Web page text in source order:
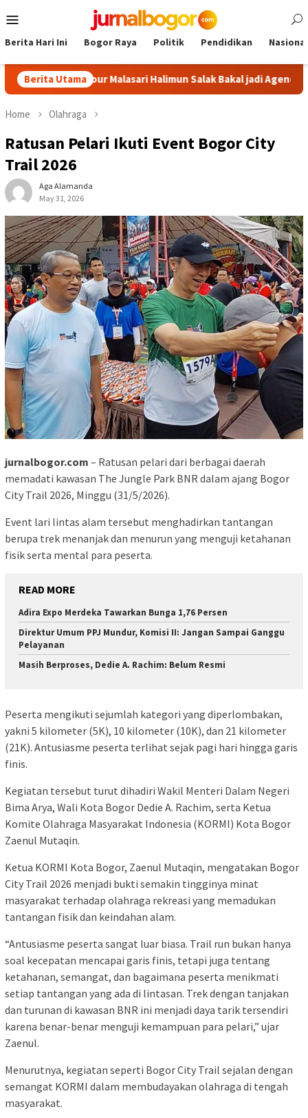
to
Menu
Berita Hari Ini Bogor Raya Politik Pendidikan Nasional
Berita Utama
Tour Malasari Halimun Salak Bakal jadi Agenda Tahunan
Home Olahraga
Ratusan Pelari Ikuti Event Bogor City
Trail 2026
Aga Alamanda
May 31, 2026
jurnalbogor.com – Ratusan pelari dari berbagai daerah
memadati kawasan The Jungle Park BNR dalam ajang Bogor
City Trail 2026, Minggu (31/5/2026).
Event lari lintas alam tersebut menghadirkan tantangan
berupa trek menanjak dan menurun yang menguji ketahanan
fisik serta mental para peserta.
READ MORE
Adira Expo Merdeka Tawarkan Bunga 1,76 Persen
Direktur Umum PPJ Mundur, Komisi II: Jangan Sampai Ganggu
Pelayanan
Masih Berproses, Dedie A. Rachim: Belum Resmi
Peserta mengikuti sejumlah kategori yang diperlombakan,
yakni 5 kilometer (5K), 10 kilometer (10K), dan 21 kilometer
(21K). Antusiasme peserta terlihat sejak pagi hari hingga garis
finis.
Kegiatan tersebut turut dihadiri Wakil Menteri Dalam Negeri
Bima Arya, Wali Kota Bogor Dedie A. Rachim, serta Ketua
Komite Olahraga Masyarakat Indonesia (KORMI) Kota Bogor
Zaenul Mutaqin.
Ketua KORMI Kota Bogor, Zaenul Mutaqin, mengatakan Bogor
City Trail 2026 menjadi bukti semakin tingginya minat
masyarakat terhadap olahraga rekreasi yang memadukan
tantangan fisik dan keindahan alam.
“Antusiasme peserta sangat luar biasa. Trail run bukan hanya
soal kecepatan mencapai garis finis, tetapi juga tentang
ketahanan, semangat, dan bagaimana peserta menikmati
setiap tantangan yang ada di lintasan. Trek dengan tanjakan
dan turunan di kawasan BNR ini menjadi daya tarik tersendiri
karena benar-benar menguji kemampuan para pelari,” ujar
Zaenul.
Menurutnya, kegiatan seperti Bogor City Trail sejalan dengan
semangat KORMI dalam membudayakan olahraga di tengah
masyarakat.